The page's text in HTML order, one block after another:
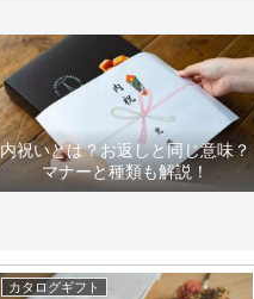
内祝いとは？お返しと同じ意味？
マナーと種類も解説！
カタログギフト